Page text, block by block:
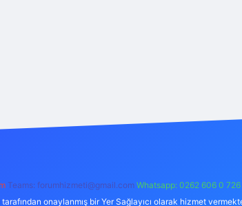
Teams: forumhizmeti@gmail.com Whatsapp: 0262 606 0 726
onaylanmış bir Yer Sağlayıcı olarak hizmet